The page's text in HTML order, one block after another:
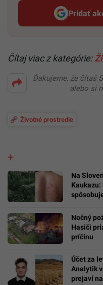
Pridať
Čítaj viac z kategórie:
Ďakujeme, že čítaš
alebo si
Životné prostredie
Na
Nočný
Hasiči
príčinu
Účet za
Analytik
prejaví